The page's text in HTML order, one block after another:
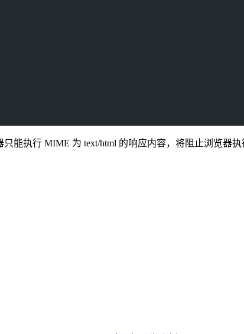
能执行 MIME 为 text/html 的响应内容，将阻止浏览器执